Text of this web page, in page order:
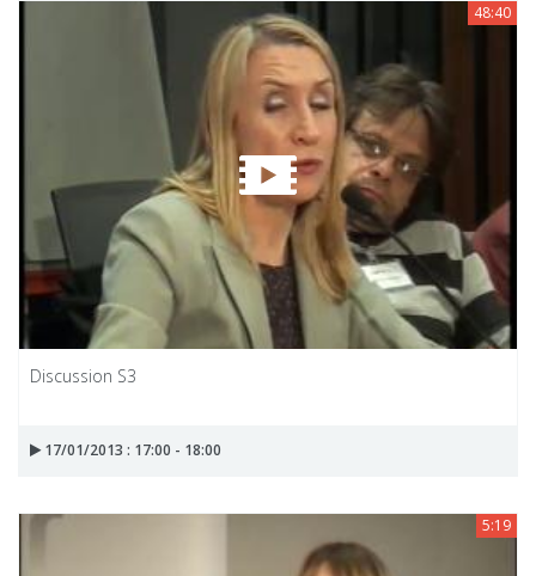
48:40
Discussion S3
17/01/2013 : 17:00 - 18:00
5:19